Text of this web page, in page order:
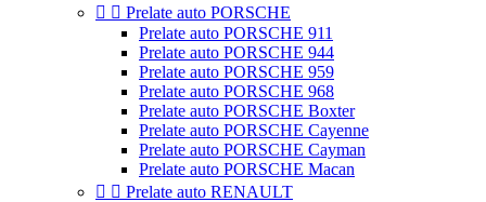
  Prelate auto PORSCHE
Prelate auto PORSCHE 911
Prelate auto PORSCHE 944
Prelate auto PORSCHE 959
Prelate auto PORSCHE 968
Prelate auto PORSCHE Boxter
Prelate auto PORSCHE Cayenne
Prelate auto PORSCHE Cayman
Prelate auto PORSCHE Macan
  Prelate auto RENAULT